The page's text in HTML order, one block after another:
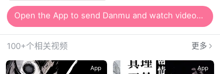
Open the App for smooth and high-definition viewing
100+个相关视频 更多
App App